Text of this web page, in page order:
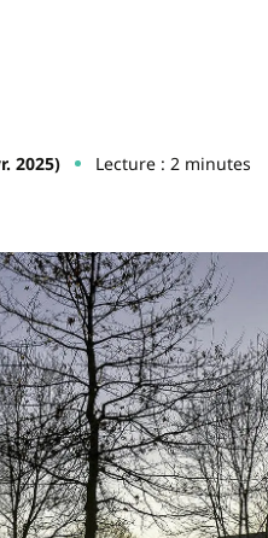
2025) Lecture : 2 minutes